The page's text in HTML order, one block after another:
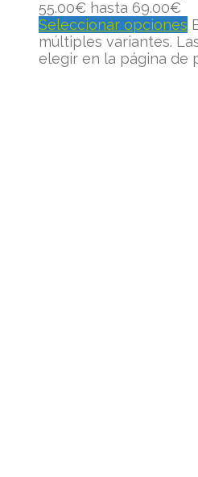
55.00€ hasta 69.00€
Seleccionar opciones
múltiples variantes.
elegir en la página de